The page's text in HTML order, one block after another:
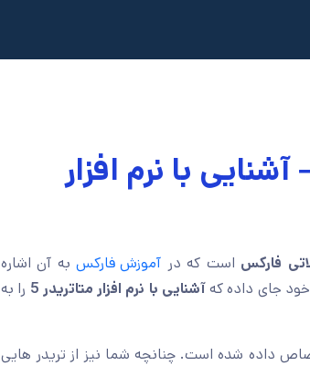
5 چیست؟ – آشنایی با نرم افزار
فارکس است که در آموزش فارکسبه آن اشاره
خود جای داده کهآشنایی با نرم افزار متاتریدر 5
را به
داده شده است. چنانچه شما نیز از تریدر هایی